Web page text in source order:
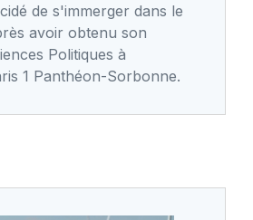
de s'immerger dans le
avoir obtenu son
Politiques à
1 Panthéon-Sorbonne.